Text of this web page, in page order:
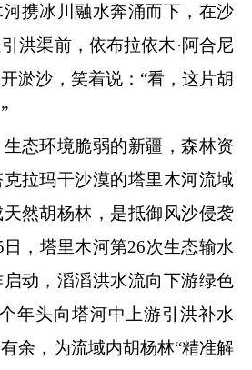
冰川融水奔涌而下，在沙
洪渠前，依布拉依木·阿合尼
淤沙，笑着说：“看，这片胡
环境脆弱的新疆，森林资
拉玛干沙漠的塔里木河流域
然胡杨林，是抵御风沙侵袭
，塔里木河第26次生态输水
动，滔滔洪水流向下游绿色
年头向塔河中上游引洪补水
余，为流域内胡杨林“精准解